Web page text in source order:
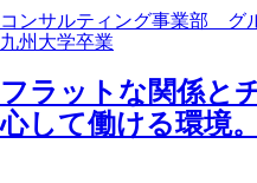
コンサルティング事業部 グ
九州大学卒業
フラットな関係と
心して働ける環境。